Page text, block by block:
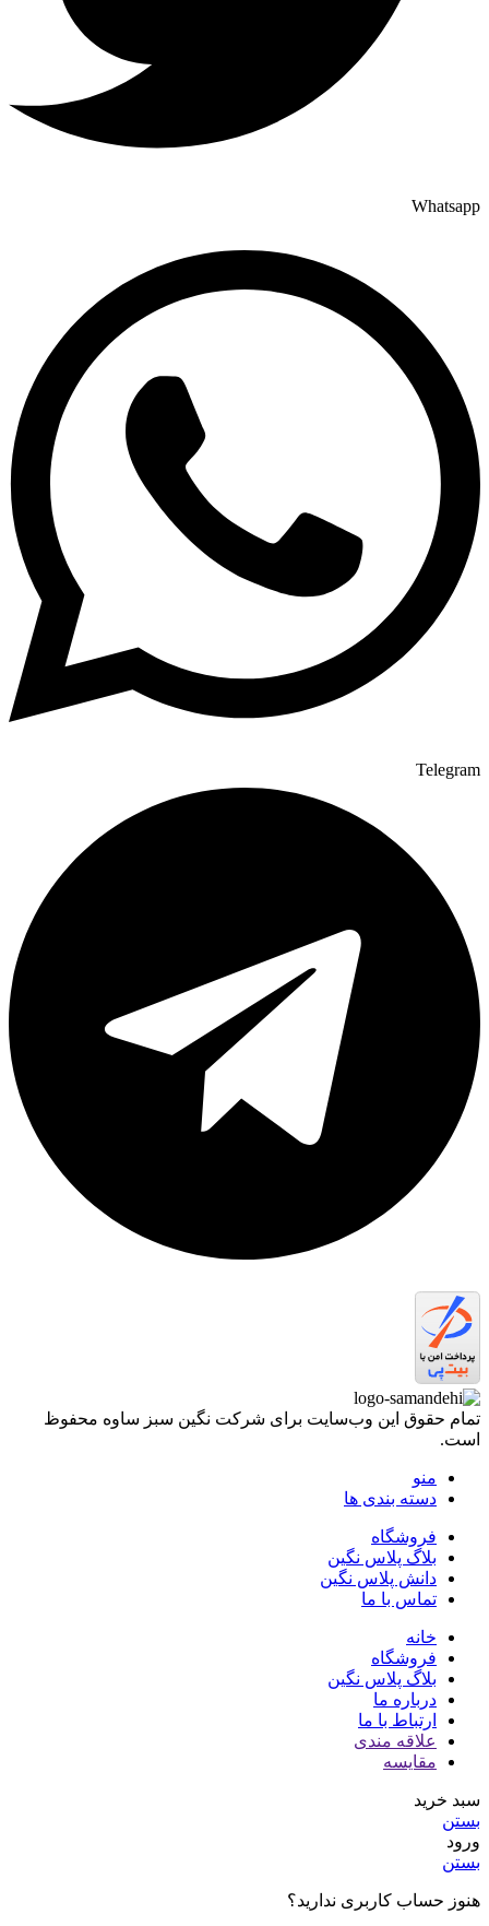
Whatsapp
Telegram
تمام حقوق اين وب‌سايت برای شرکت نگین سبز ساوه محفوظ
است.
منو
دسته بندی ها
فروشگاه
بلاگ پلاس نگین
دانش پلاس نگین
تماس با ما
خانه
فروشگاه
بلاگ پلاس نگین
درباره ما
ارتباط با ما
علاقه مندی
مقایسه
سبد خرید
بستن
ورود
بستن
هنوز حساب کاربری ندارید؟